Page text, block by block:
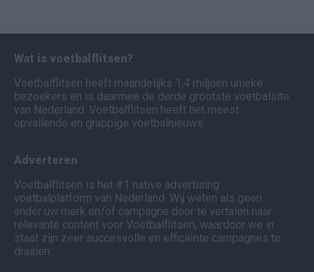
Wat is voetbalflitsen?
Voetbalflitsen heeft maandelijks 1,4 miljoen unieke
bezoekers en is daarmee de derde grootste voetbalsite
van Nederland. Voetbalflitsen heeft het meest
opvallende en grappige voetbalnieuws.
Adverteren
Voetbalflitsen is het #1 native advertising
voetbalplatform van Nederland. Wij weten als geen
ander uw merk en/of campagne door te vertalen naar
relevante content voor Voetbalflitsen, waardoor we in
staat zijn zeer succesvolle en efficiënte campagnes te
draaien.